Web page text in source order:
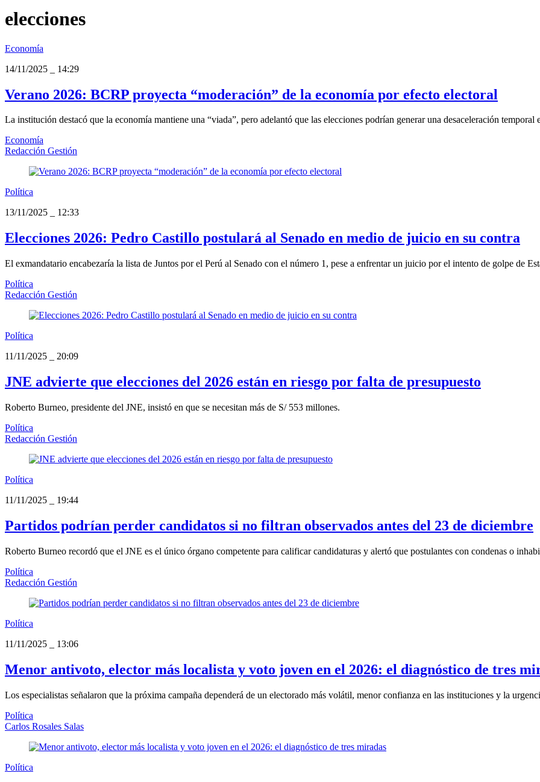
elecciones
Economía
14/11/2025
14:29
Verano 2026: BCRP proyecta “moderación” de la economía por efecto electoral
La institución destacó que la economía mantiene una “viada”, pero adelantó que las elecciones podrían generar una desaceleración temporal
Economía
Redacción Gestión
Política
13/11/2025
12:33
Elecciones 2026: Pedro Castillo postulará al Senado en medio de juicio en su contra
El exmandatario encabezaría la lista de Juntos por el Perú al Senado con el número 1, pese a enfrentar un juicio por el intento de golpe de
Política
Redacción Gestión
Política
11/11/2025
20:09
JNE advierte que elecciones del 2026 están en riesgo por falta de presupuesto
Roberto Burneo, presidente del JNE, insistó en que se necesitan más de S/ 553 millones.
Política
Redacción Gestión
Política
11/11/2025
19:44
Partidos podrían perder candidatos si no filtran observados antes del 23 de diciembre
Roberto Burneo recordó que el JNE es el único órgano competente para calificar candidaturas y alertó que postulantes con condenas o
Política
Redacción Gestión
Política
11/11/2025
13:06
Menor antivoto, elector más localista y voto joven en el 2026: el diagnóstico de tres
Los especialistas señalaron que la próxima campaña dependerá de un electorado más volátil, menor confianza en las instituciones y la
Política
Carlos Rosales Salas
Política